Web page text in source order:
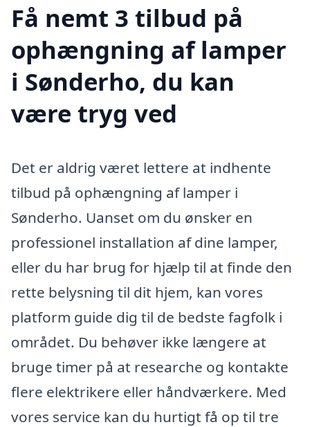
Få nemt 3 tilbud på
ophængning af lamper
i Sønderho, du kan
være tryg ved
Det er aldrig været lettere at indhente
tilbud på ophængning af lamper i
Sønderho. Uanset om du ønsker en
professionel installation af dine lamper,
eller du har brug for hjælp til at finde den
rette belysning til dit hjem, kan vores
platform guide dig til de bedste fagfolk i
området. Du behøver ikke længere at
bruge timer på at researche og kontakte
flere elektrikere eller håndværkere. Med
vores service kan du hurtigt få op til tre